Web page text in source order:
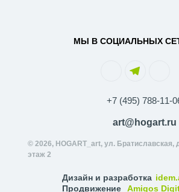
МЫ В СОЦИАЛЬНЫХ
+7 (495) 788-11-
art@hogart.ru
© 2026, HOGART_art, ул. Братиславская,
этаж 2
Дизайн и разработка
Продвижение
Amigos